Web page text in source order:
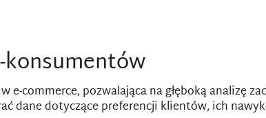
konsumentów
commerce, pozwalająca na głęboką analizę
dotyczące preferencji klientów, ich